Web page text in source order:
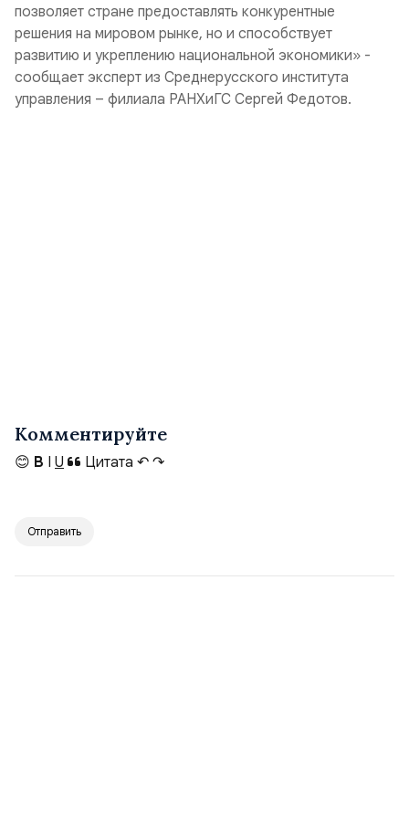
позволяет стране предоставлять конкурентные
решения на мировом рынке, но и способствует
развитию и укреплению национальной экономики» -
сообщает эксперт из Среднерусского института
управления – филиала РАНХиГС Сергей Федотов.
Комментируйте
😊 B I U Цитата ↶ ↷
Отправить